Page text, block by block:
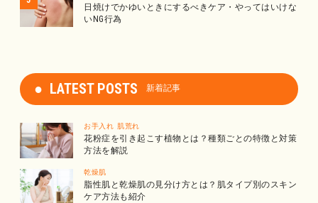
日焼けでかゆいときにするべきケア・やってはいけな
いNG行為
LATEST POSTS 新着記事
お手入れ 肌荒れ
花粉症を引き起こす植物とは？種類ごとの特徴と対策
方法を解説
乾燥肌
脂性肌と乾燥肌の見分け方とは？肌タイプ別のスキン
ケア方法も紹介